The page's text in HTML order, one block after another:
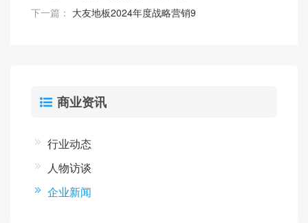
下一篇： 大友地板2024年度战略营销9
商业资讯
行业动态
人物访谈
企业新闻